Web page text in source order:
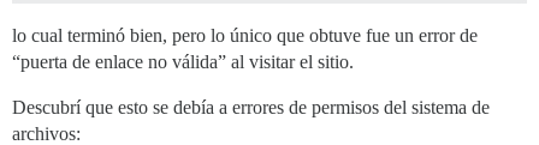
lo cual terminó bien, pero lo único que obtuve fue un error de
“puerta de enlace no válida” al visitar el sitio.
Descubrí que esto se debía a errores de permisos del sistema de
archivos: